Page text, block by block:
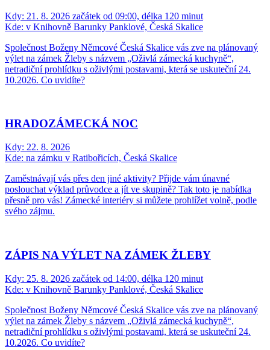
Kdy: 21. 8. 2026 začátek od 09:00, délka 120 minut
Kde: v Knihovně Barunky Panklové, Česká Skalice
Společnost Boženy Němcové Česká Skalice vás zve na plánovaný
výlet na zámek Žleby s názvem „Oživlá zámecká kuchyně“,
netradiční prohlídku s oživlými postavami, která se uskuteční 24.
10.2026. Co uvidíte?
HRADOZÁMECKÁ NOC
Kdy: 22. 8. 2026
Kde: na zámku v Ratibořicích, Česká Skalice
Zaměstnávají vás přes den jiné aktivity? Přijde vám únavné
poslouchat výklad průvodce a jít ve skupině? Tak toto je nabídka
přesně pro vás! Zámecké interiéry si můžete prohlížet volně, podle
svého zájmu.
ZÁPIS NA VÝLET NA ZÁMEK ŽLEBY
Kdy: 25. 8. 2026 začátek od 14:00, délka 120 minut
Kde: v Knihovně Barunky Panklové, Česká Skalice
Společnost Boženy Němcové Česká Skalice vás zve na plánovaný
výlet na zámek Žleby s názvem „Oživlá zámecká kuchyně“,
netradiční prohlídku s oživlými postavami, která se uskuteční 24.
10.2026. Co uvidíte?